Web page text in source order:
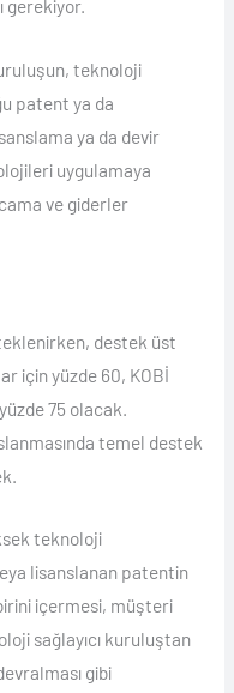
gerekiyor.
teknoloji
patent ya da
ya da devir
uygulamaya
ve giderler
destek üst
için yüzde 60, KOBİ
75 olacak.
temel destek
teknoloji
lisanslanan patentin
birini içermesi, müşteri
sağlayıcı kuruluştan
gibi